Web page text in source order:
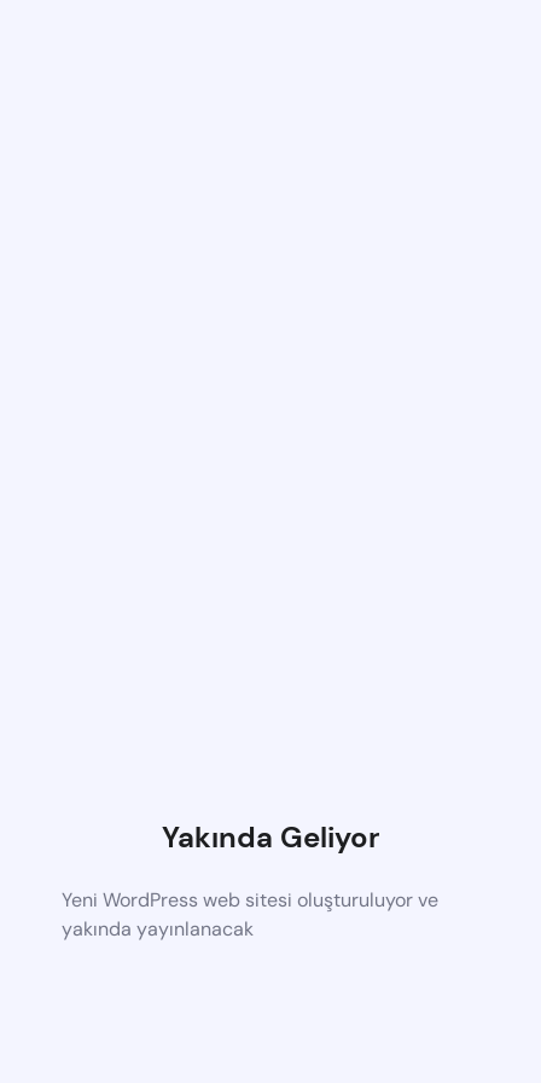
Yakında Geliyor
Yeni WordPress web sitesi oluşturuluyor ve
yakında yayınlanacak